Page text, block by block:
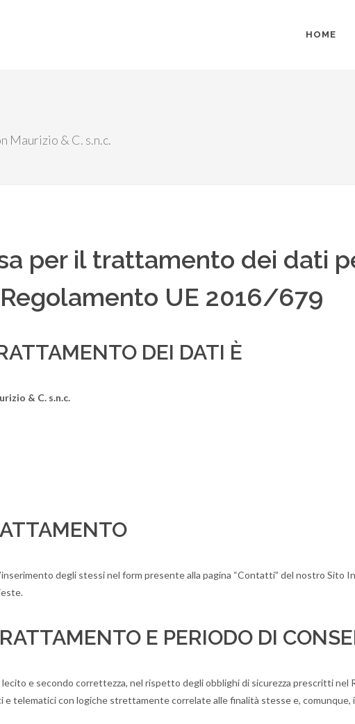
HOME
Maurizio & C. s.n.c.
per il trattamento dei dati
Regolamento UE 2016/679
DEI DATI È
& C. s.n.c.
degli stessi nel form presente alla pagina “Contatti” del nostro
E PERIODO DI
e secondo correttezza, nel rispetto degli obblighi di sicurezza prescritti
telematici con logiche strettamente correlate alle finalità stesse e, comunque,